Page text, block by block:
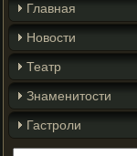
Главная
Новости
Театр
Знаменитости
Гастроли